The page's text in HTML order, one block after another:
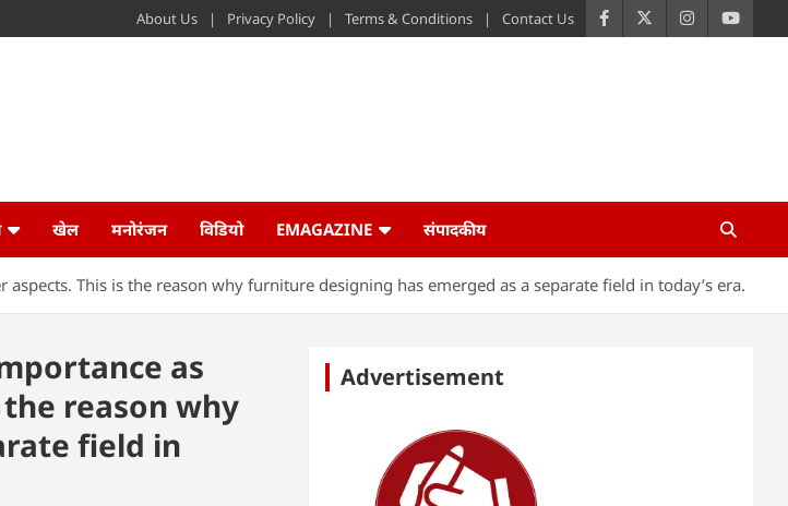
About Us Privacy Policy Terms & Conditions Contact Us
खेल मनोरंजन विडियो EMAGAZINE संपादकीय
This is the reason why furniture designing has emerged as a separate field in today’s era.
as
reason why
field in
Advertisement